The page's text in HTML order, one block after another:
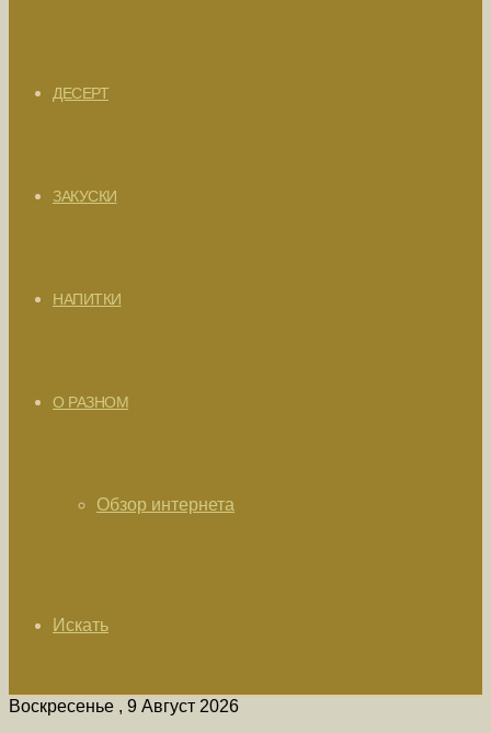
ДЕСЕРТ
ЗАКУСКИ
НАПИТКИ
О РАЗНОМ
Обзор интернета
Искать
Воскресенье , 9 Август 2026